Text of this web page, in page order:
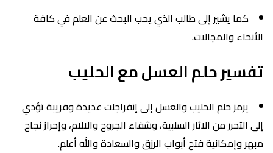
كما يشير إلى طالب الذي يحب البحث عن العلم في كافة
الأنحاء والمجالات.
تفسير حلم العسل مع الحليب
يرمز حلم الحليب والعسل إلى إنفراجلت عديدة وقريبة تؤدي
إلى التحرر من الاثار السلبية، وشفاء الجروح والالام، وإحراز نجاح
مبهر وإمكانية فتح أبواب الرزق والسعادة والله أعلم.